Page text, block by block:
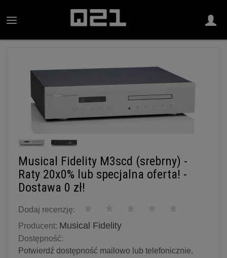
Musical Fidelity M3scd (srebrny) -
Raty 20x0% lub specjalna oferta! -
Dostawa 0 zł!
Dodaj recenzję:
Producent: Musical Fidelity
Dostępność:
Potwierdź dostępność mailowo lub telefonicznie.